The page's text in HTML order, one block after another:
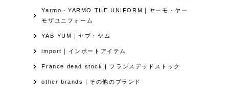
Yarmo・YARMO THE UNIFORM｜ヤーモ・ヤー
モザユニフォーム
YAB-YUM｜ヤブ・ヤム
import｜インポートアイテム
France dead stock | フランスデッドストック
other brands｜その他のブランド